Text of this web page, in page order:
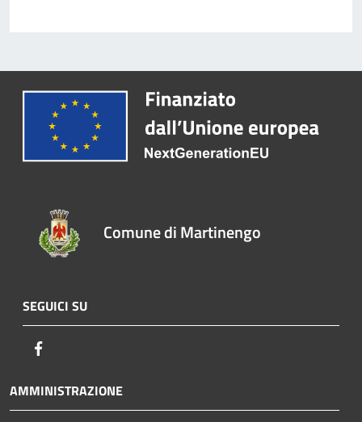
Comune di Martinengo
SEGUICI SU
AMMINISTRAZIONE